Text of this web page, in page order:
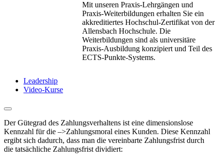
Mit unseren Praxis-Lehrgängen und
Praxis-Weiterbildungen erhalten Sie ein
akkreditiertes Hochschul-Zertifikat von der
Allensbach Hochschule. Die
Weiterbildungen sind als universitäre
Praxis-Ausbildung konzipiert und Teil des
ECTS-Punkte-Systems.
Leadership
Video-Kurse
Der Gütegrad des Zahlungsverhaltens ist eine dimensionslose
Kennzahl für die –>Zahlungsmoral eines Kunden. Diese Kennzahl
ergibt sich dadurch, dass man die vereinbarte Zahlungsfrist durch
die tatsächliche Zahlungsfrist dividiert: